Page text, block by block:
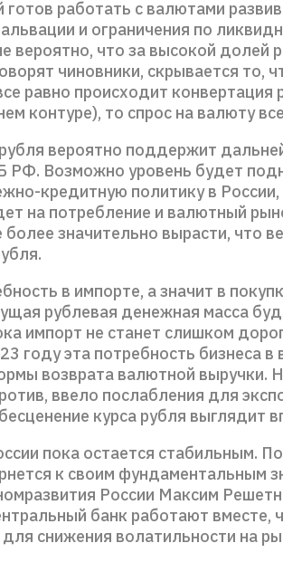
готов работать с валютами
и ограничения по
вероятно, что за высокой долей
чиновники, скрывается то,
равно происходит конвертация
контуре), то спрос на валюту
вероятно поддержит
РФ. Возможно уровень будет
кредитную политику в
на потребление и валютный
значительно вырасти, что
в импорте, а значит в
рублевая денежная масса
импорт не станет слишком
году эта потребность бизнеса
возврата валютной выручки.
ввело послабления для
курса рубля выглядит
пока остается стабильным.
к своим фундаментальным
России Максим
банк работают вместе,
снижения волатильности на